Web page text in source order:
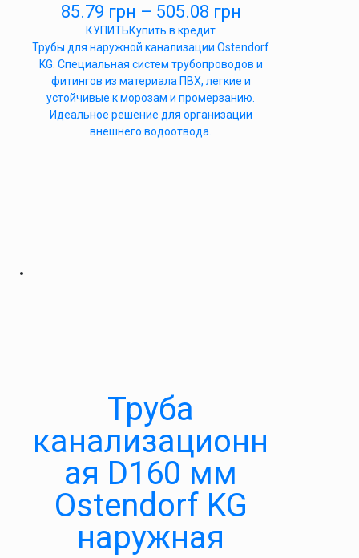
85.79 грн – 505.08 грн
КУПИТЬКупить в кредит
Трубы для наружной канализации Ostendorf
KG. Специальная систем трубопроводов и
фитингов из материала ПВХ, легкие и
устойчивые к морозам и промерзанию.
Идеальное решение для организации
внешнего водоотвода.
Труба
канализационн
ая D160 мм
Ostendorf KG
наружная